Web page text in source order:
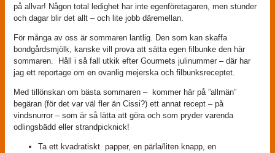
på allvar! Någon total ledighet har inte egenföretagaren, men stunder
och dagar blir det allt – och lite jobb däremellan.
För många av oss är sommaren lantlig. Den som kan skaffa
bondgårdsmjölk, kanske vill prova att sätta egen filbunke den här
sommaren. Håll i så fall utkik efter Gourmets julinummer – där har
jag ett reportage om en ovanlig mejerska och filbunksreceptet.
Med tillönskan om bästa sommaren – kommer här på ”allmän”
begäran (för det var väl fler än Cissi?) ett annat recept – på
vindsnurror – som är så lätta att göra och som pryder varenda
odlingsbädd eller strandpicknick!
Ta ett kvadratiskt papper, en pärla/liten knapp, en